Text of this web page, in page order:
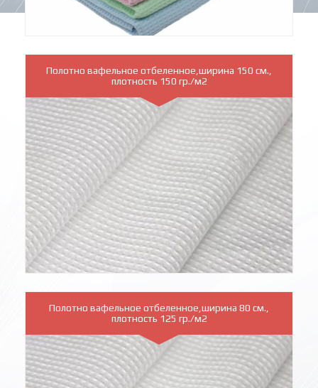
Полотно вафельное отбеленное,ширина 150 см.,
плотность 150 гр./м2
Полотно вафельное отбеленное,ширина 80 см.,
плотность 125 гр./м2